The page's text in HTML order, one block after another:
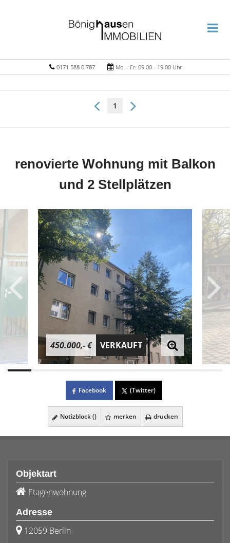
0171 588 0 787 Mo. - Fr. 09.00 - 19.00 Uhr
1
renovierte Wohnung mit Balkon
und 2 Stellplätzen
450.000,- € VERKAUFT
Facebook (Twitter)
Notizblock () merken drucken
Objektart
Etagenwohnung
Adresse
12059 Berlin